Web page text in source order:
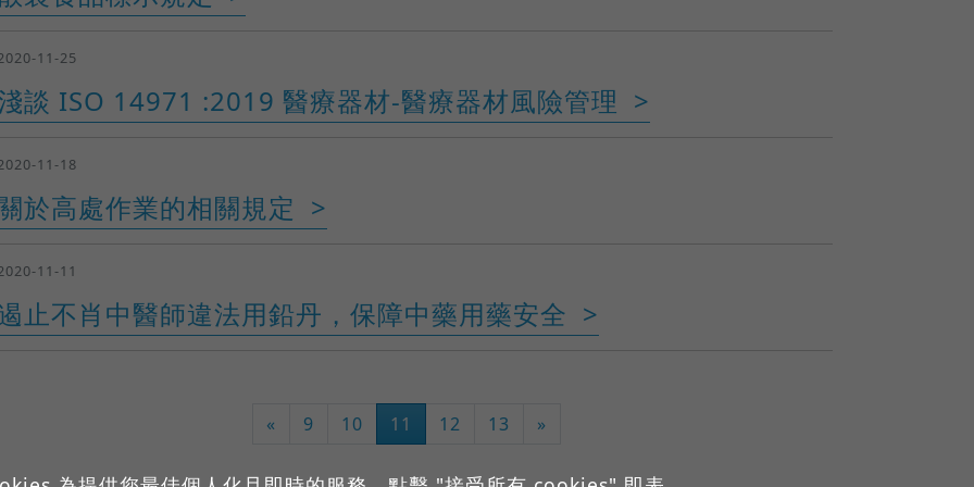
11-25
談 ISO 14971 :2019 醫療器材-醫療器材風險管理
11-18
於高處作業的相關規定
11-11
止不肖中醫師違法用鉛丹，保障中藥用藥安全
« 9 10 11 12 13 »